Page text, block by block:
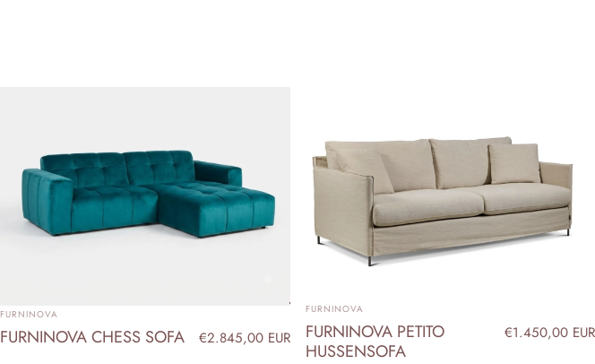
ANBIETER:
FURNINOVA
FURNINOVA CHESS SOFA €2.845,00 EUR
ANBIETER:
FURNINOVA
FURNINOVA PETITO
HUSSENSOFA
€1.450,00 EUR